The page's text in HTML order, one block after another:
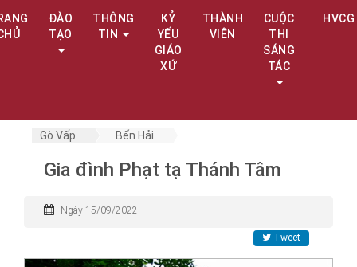
ĐÀO
TẠO
THÔNG
TIN
KỶ
YẾU
GIÁO
XỨ
THÀNH
VIÊN
CUỘC
THI
SÁNG
TÁC
HVCG
Gò Vấp Bến Hải
Gia đình Phạt tạ Thánh Tâm
Ngày 15/09/2022
Tweet